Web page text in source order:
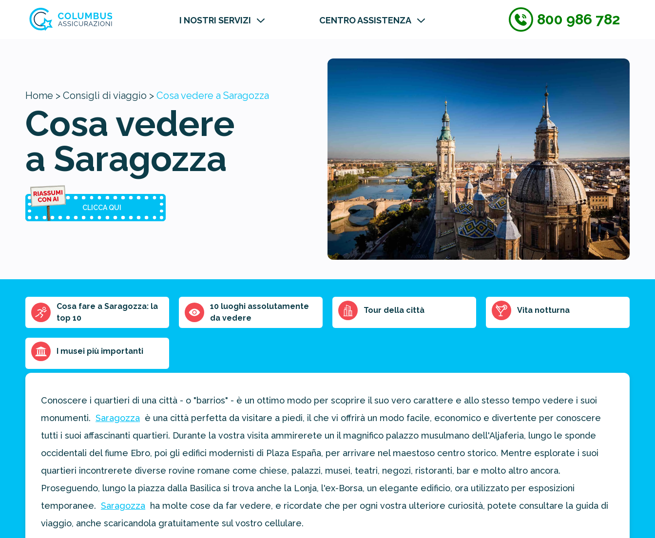
I NOSTRI SERVIZI CENTRO ASSISTENZA 800 986 782
Home > Consigli di viaggio > Cosa vedere a Saragozza
Cosa vedere
a Saragozza
CLICCA QUI
Riassunto
dell'articolo
del riassunto
Breve Medio Punti chiave
preventivo
personalizzato
per la tua
prossima
di viaggio.
PREVENTIVO
Cosa fare a Saragozza: la
top 10
10 luoghi assolutamente
da vedere
Tour della città Vita notturna
I musei più importanti
Conoscere i quartieri di una città - o "barrios" - è un ottimo modo per scoprire il suo vero carattere e allo stesso tempo vedere i suoi
monumenti. Saragozza è una città perfetta da visitare a piedi, il che vi offrirà un modo facile, economico e divertente per conoscere
tutti i suoi affascinanti quartieri. Durante la vostra visita ammirerete un il magnifico palazzo musulmano dell'Aljaferia, lungo le sponde
occidentali del fiume Ebro, poi gli edifici modernisti di Plaza España, per arrivare nel maestoso centro storico. Mentre esplorate i suoi
quartieri incontrerete diverse rovine romane come chiese, palazzi, musei, teatri, negozi, ristoranti, bar e molto altro ancora.
Proseguendo, lungo la piazza dalla Basilica si trova anche la Lonja, l'ex-Borsa, un elegante edificio, ora utilizzato per esposizioni
temporanee. Saragozza ha molte cose da far vedere, e ricordate che per ogni vostra ulteriore curiosità, potete consultare la guida di
viaggio, anche scaricandola gratuitamente sul vostro cellulare.